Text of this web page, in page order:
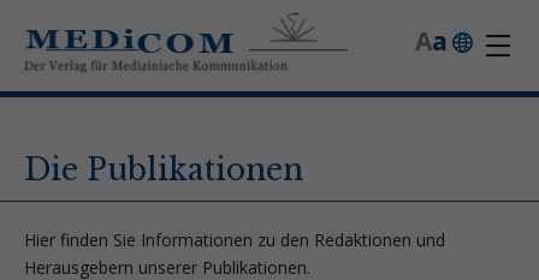
a
A
Die Publikationen
Hier finden Sie Informationen zu den Redaktionen und
Herausgebern unserer Publikationen.